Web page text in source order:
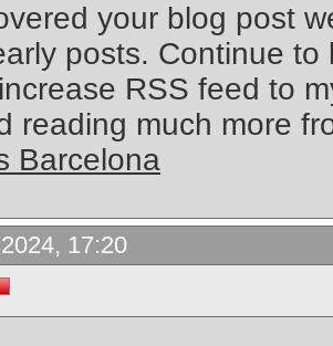
your blog post
posts. Continue
RSS feed to
reading much more
Barcelona
17:20